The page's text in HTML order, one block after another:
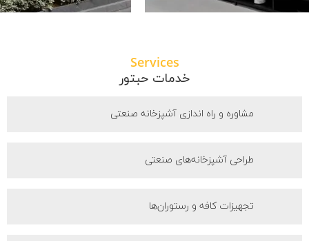
Services
خدمات حبتور
مشاوره و راه اندازی آشپزخانه صنعتی
طراحی آشپزخانه‌های صنعتی
تجهیزات کافه و رستوران‌ها